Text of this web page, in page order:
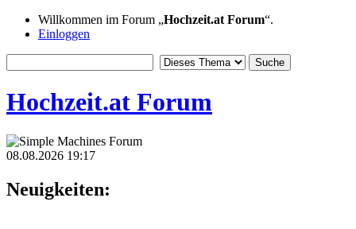
Willkommen im Forum „Hochzeit.at Forum“.
Einloggen
Hochzeit.at Forum
08.08.2026 19:17
Neuigkeiten: